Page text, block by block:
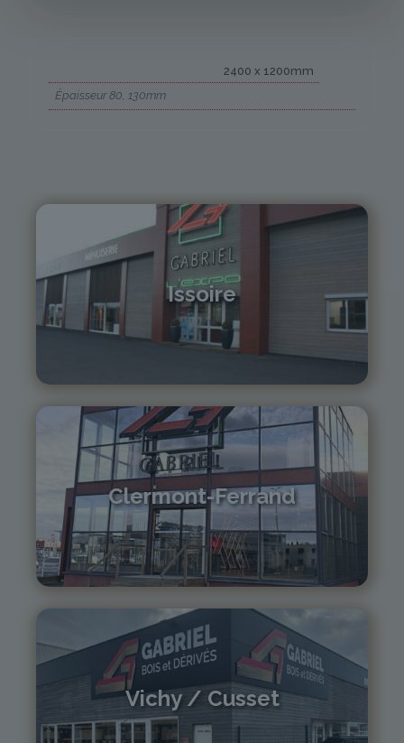
2400 x 1200mm
Épaisseur 80, 130mm
Issoire
04 73 55 06 09
Clermont-Ferrand
04 73 42 18 38
lexpo@gabriel-sa.fr
Vichy / Cusset